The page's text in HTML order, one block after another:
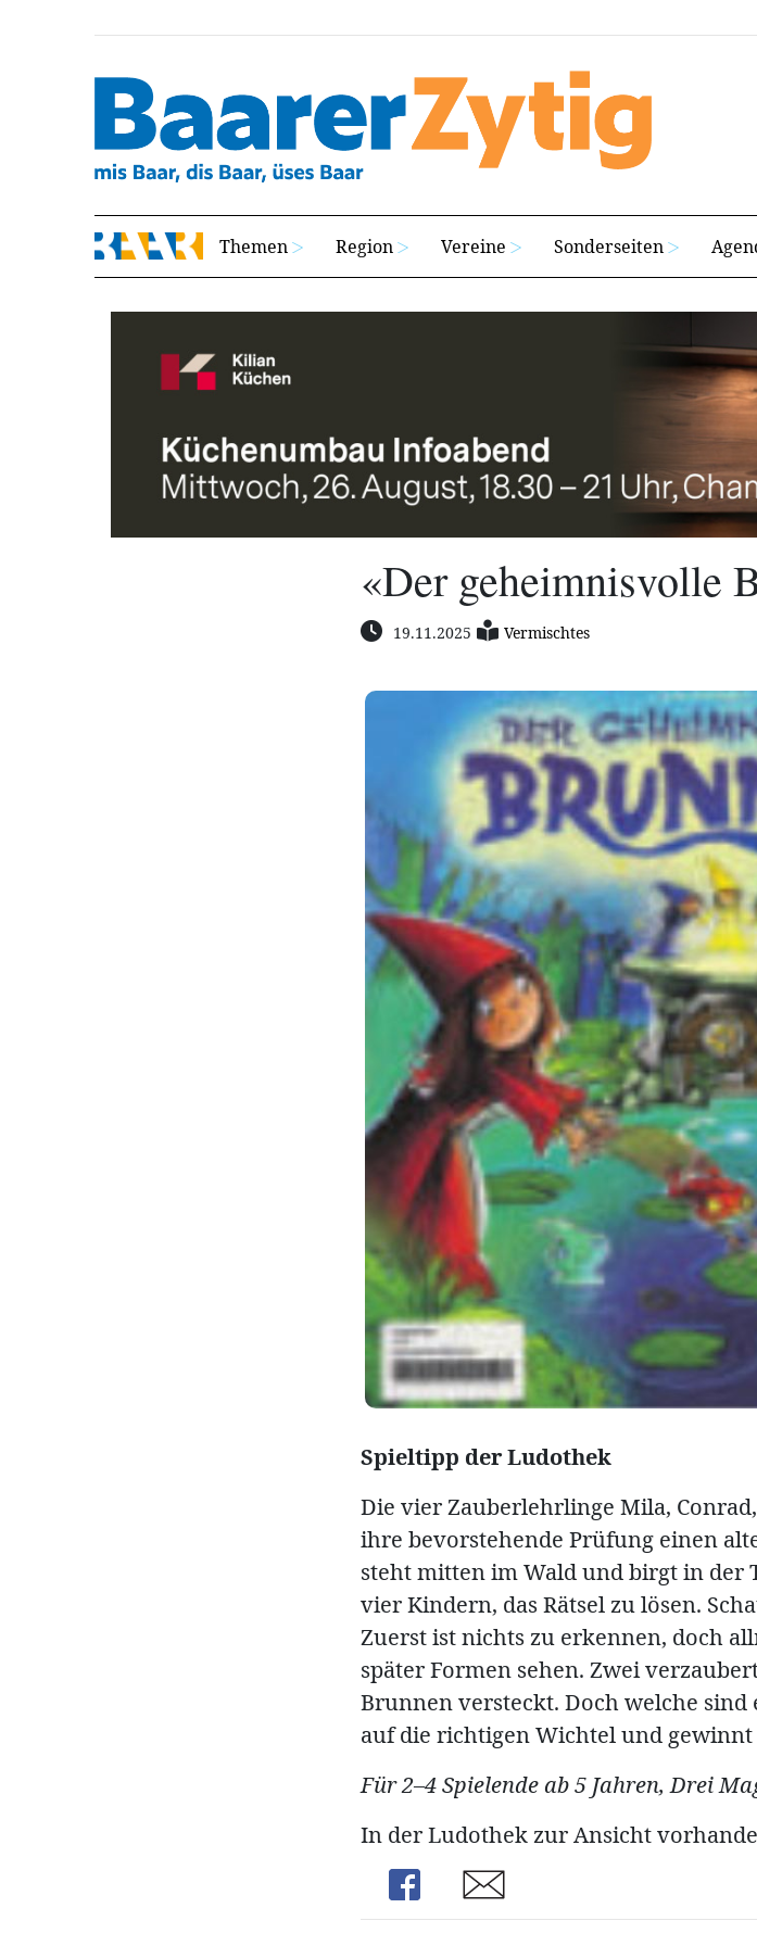
Themen Region Vereine Sonderseiten
«Der geheimnisvolle
19.11.2025 Vermischtes
Spieltipp der Ludothek
Die vier Zauberlehrlinge Mila,
ihre bevorstehende Prüfung einen
steht mitten im Wald und birgt in der
vier Kindern, das Rätsel zu lösen.
Zuerst ist nichts zu erkennen, doch
später Formen sehen. Zwei
Brunnen versteckt. Doch welche sind
auf die richtigen Wichtel und gewinnt
Für 2–4 Spielende ab 5 Jahren, Drei
In der Ludothek zur Ansicht
Share
Share